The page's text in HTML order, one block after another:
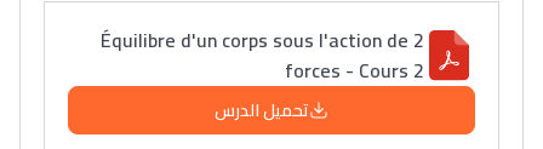
Équilibre d'un corps sous l'action de 2
forces - Cours 2
تحميل الدرس